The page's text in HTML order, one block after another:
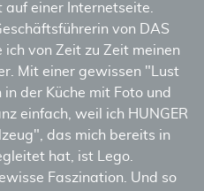
auf einer Internetseite.
von DAS
ich von Zeit zu Zeit meinen
Mit einer gewissen "Lust
der Küche mit Foto und
einfach, weil ich HUNGER
das mich bereits in
hat, ist Lego.
Faszination. Und so